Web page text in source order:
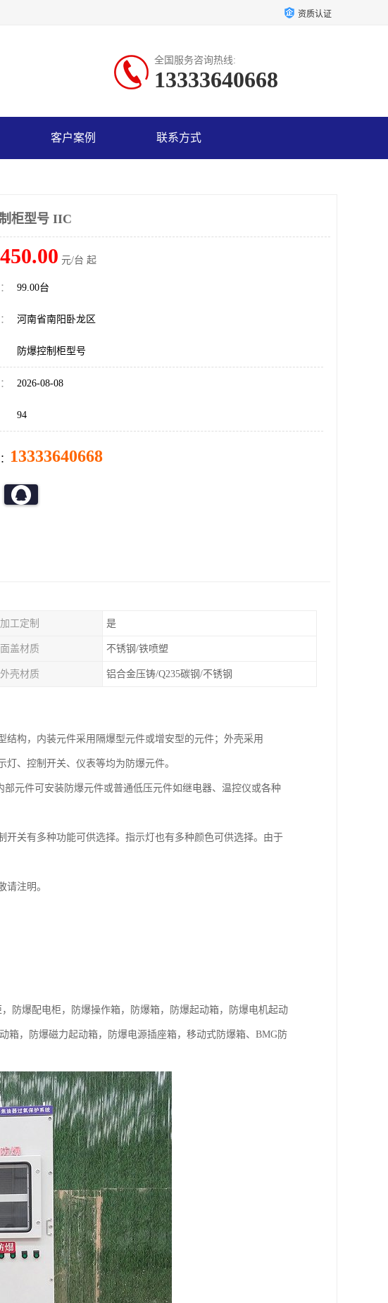
资质认证
全国服务咨询热线:
13333640668
客户案例 联系方式
柜型号 IIC
450.00 元/台 起
99.00台
河南省南阳卧龙区
防爆控制柜型号
2026-08-08
94
13333640668
加工定制 是
面盖材质 不锈钢/铁喷塑
外壳材质 铝合金压铸/Q235碳钢/不锈钢
构，内装元件采用隔爆型元件或增安型的元件；外壳采用
、控制开关、仪表等均为防爆元件。
元件可安装防爆元件或普通低压元件如继电器、温控仪或各种
关有多种功能可供选择。指示灯也有多种颜色可供选择。由于
请注明。
防爆配电柜，防爆操作箱，防爆箱，防爆起动箱，防爆电机起动
箱，防爆磁力起动箱，防爆电源插座箱，移动式防爆箱、BMG防